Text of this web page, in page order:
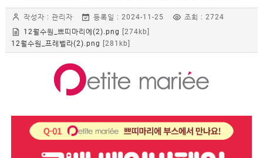
작성자 : 관리자 등록일 : 2024-11-25
조회 : 2724
12월수원_쁘띠마리에(2).png
[274kb]
12월수원_프레벨라(2).png
[281kb]
Q&A
상품후기
이벤트
COMPANY